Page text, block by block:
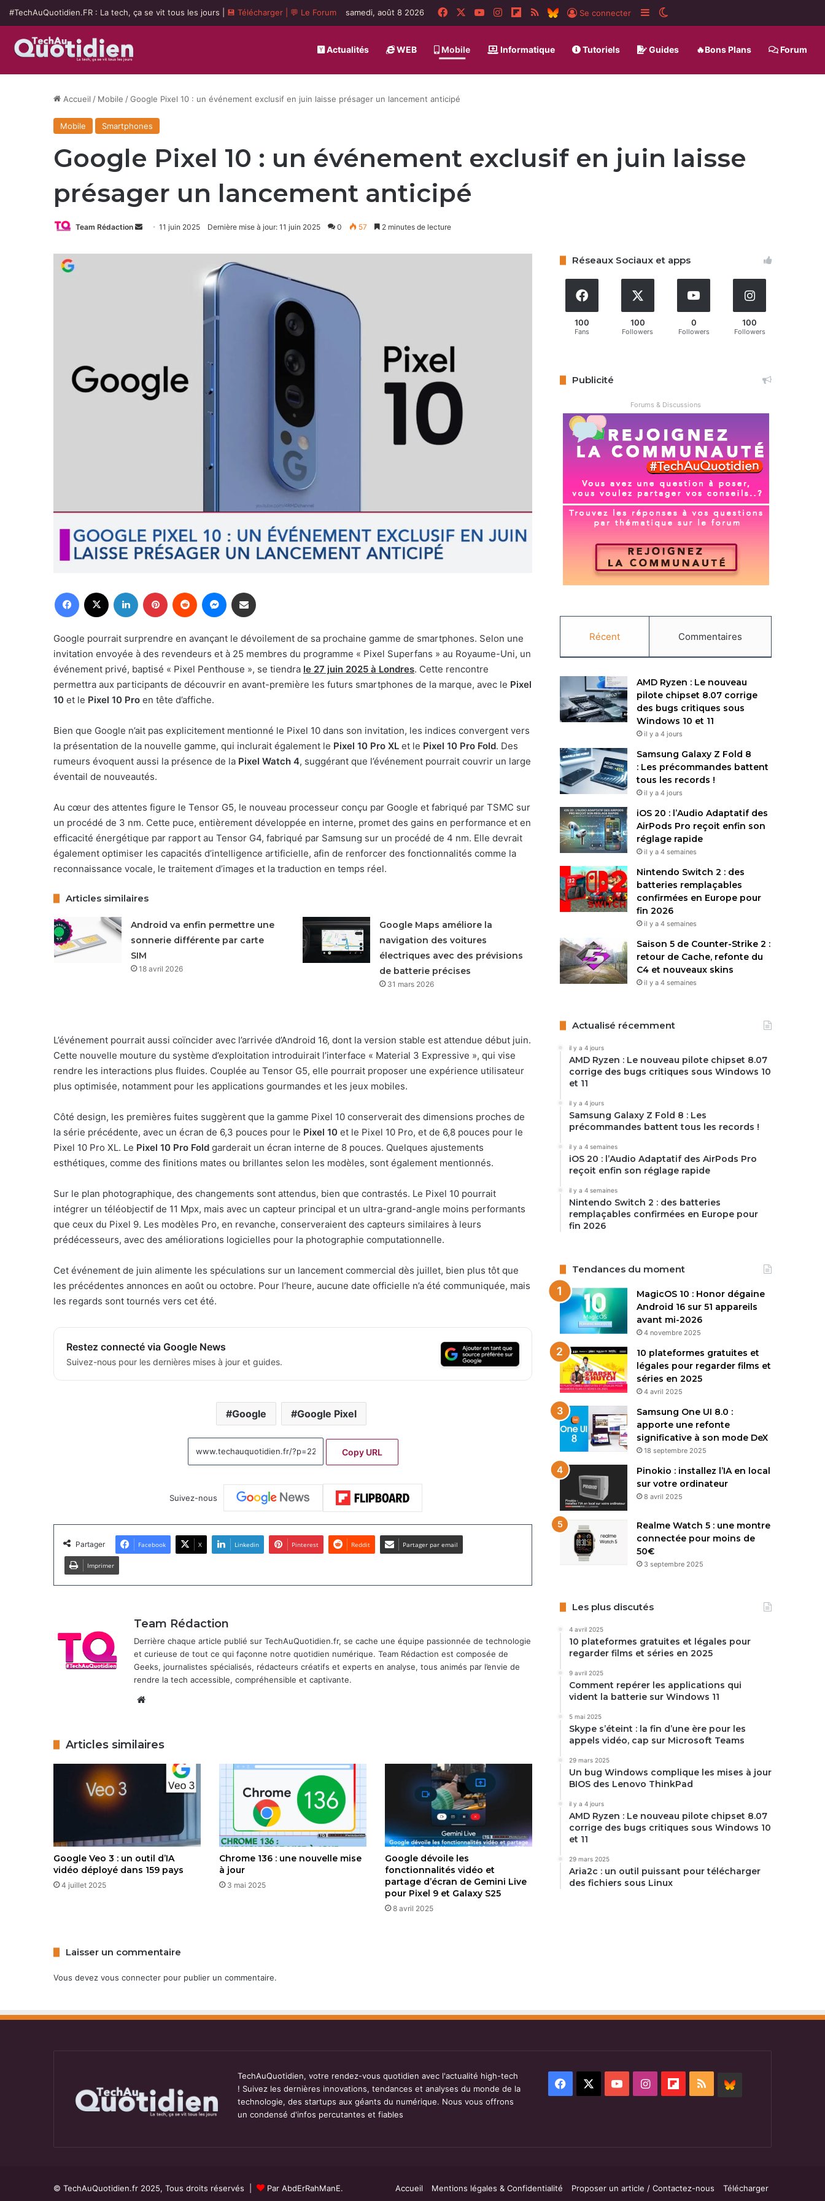
#TechAuQuotidien.FR : La tech, ça se vit tous les jours | 💾 Télécharger 💬 Le Forum samedi, août 8 2026 FacebookYouTubeInstagramFlipboard
RSS BlueSky
Se connecter Sidebar (barre latérale)
Actualités WEB Mobile Informatique Tutoriels Guides 🔥Bons Plans Forum
Accueil / Mobile /Google Pixel 10 : un événement exclusif en juin laisse présager un lancement anticipé
Mobile Smartphones
Google Pixel 10 : un événement exclusif en juin laisse
présager un lancement anticipé
Team Rédaction
Envoyer
courriel
11 juin 2025 Dernière mise à jour: 11 juin 2025 0 57 2 minutes de lecture
Facebook Linkedin Pinterest Reddit Messenger
Google pourrait surprendre en avançant le dévoilement de sa prochaine gamme de smartphones. Selon une
invitation envoyée à des revendeurs et à 25 membres du programme « Pixel Superfans » au Royaume-Uni, un
événement privé, baptisé « Pixel Penthouse », se tiendra le 27 juin 2025 à Londres. Cette rencontre
permettra aux participants de découvrir en avant-première les futurs smartphones de la marque, avec le Pixel
10 et le Pixel 10 Pro en tête d’affiche.
Bien que Google n’ait pas explicitement mentionné le Pixel 10 dans son invitation, les indices convergent vers
la présentation de la nouvelle gamme, qui inclurait également le Pixel 10 Pro XL et le Pixel 10 Pro Fold. Des
rumeurs évoquent aussi la présence de la Pixel Watch 4, suggérant que l’événement pourrait couvrir un large
éventail de nouveautés.
Au cœur des attentes figure le Tensor G5, le nouveau processeur conçu par Google et fabriqué par TSMC sur
un procédé de 3 nm. Cette puce, entièrement développée en interne, promet des gains en performance et en
efficacité énergétique par rapport au Tensor G4, fabriqué par Samsung sur un procédé de 4 nm. Elle devrait
également optimiser les capacités d’intelligence artificielle, afin de renforcer des fonctionnalités comme la
reconnaissance vocale, le traitement d’images et la traduction en temps réel.
Articles similaires
Android va enfin permettre une
sonnerie différente par carte
SIM
18 avril 2026
Google Maps améliore la
navigation des voitures
électriques avec des prévisions
de batterie précises
31 mars 2026
L’événement pourrait aussi coïncider avec l’arrivée d’Android 16, dont la version stable est attendue début juin.
Cette nouvelle mouture du système d’exploitation introduirait l’interface « Material 3 Expressive », qui vise
rendre les interactions plus fluides. Couplée au Tensor G5, elle pourrait proposer une expérience utilisateur
plus optimisée, notamment pour les applications gourmandes et les jeux mobiles.
Côté design, les premières fuites suggèrent que la gamme Pixel 10 conserverait des dimensions proches de
la série précédente, avec un écran de 6,3 pouces pour le Pixel 10 et le Pixel 10 Pro, et de 6,8 pouces pour le
Pixel 10 Pro XL. Le Pixel 10 Pro Fold garderait un écran interne de 8 pouces. Quelques ajustements
esthétiques, comme des finitions mates ou brillantes selon les modèles, sont également mentionnés.
Sur le plan photographique, des changements sont attendus, bien que contrastés. Le Pixel 10 pourrait
intégrer un téléobjectif de 11 Mpx, mais avec un capteur principal et un ultra-grand-angle moins performants
que ceux du Pixel 9. Les modèles Pro, en revanche, conserveraient des capteurs similaires à leurs
prédécesseurs, avec des améliorations logicielles pour la photographie computationnelle.
Cet événement de juin alimente les spéculations sur un lancement commercial dès juillet, bien plus tôt que
les précédentes annonces en août ou octobre. Pour l’heure, aucune date officielle n’a été communiquée, mais
les regards sont tournés vers cet été.
Restez connecté via Google News
Suivez-nous pour les dernières mises à jour et guides.
Google Google Pixel
Copy URL
Suivez-nous
Partager Facebook X Linkedin Pinterest Reddit Partager par email
Imprimer
Team Rédaction
Derrière chaque article publié sur TechAuQuotidien.fr, se cache une équipe passionnée de technologie
et curieuse de tout ce qui façonne notre quotidien numérique. Team Rédaction est composée de
Geeks, journalistes spécialisés, rédacteurs créatifs et experts en analyse, tous animés par l’envie de
rendre la tech accessible, compréhensible et captivante.
Articles similaires
Google Veo 3 : un outil d’IA
vidéo déployé dans 159 pays
4 juillet 2025
Chrome 136 : une nouvelle mise
à jour
3 mai 2025
Google dévoile les
fonctionnalités vidéo et
partage d’écran de Gemini Live
pour Pixel 9 et Galaxy S25
8 avril 2025
Laisser un commentaire
Vous devez vous connecter pour publier un commentaire.
Réseaux Sociaux et apps
100
Fans
100
Followers
0
Followers
100
Followers
Publicité
Forums & Discussions
Récent Commentaires
AMD Ryzen : Le nouveau
pilote chipset 8.07 corrige
des bugs critiques sous
Windows 10 et 11
il y a 4 jours
Samsung Galaxy Z Fold 8
: Les précommandes battent
tous les records !
il y a 4 jours
iOS 20 : l’Audio Adaptatif des
AirPods Pro reçoit enfin son
réglage rapide
il y a 4 semaines
Nintendo Switch 2 : des
batteries remplaçables
confirmées en Europe pour
fin 2026
il y a 4 semaines
Saison 5 de Counter-Strike 2 :
retour de Cache, refonte du
C4 et nouveaux skins
il y a 4 semaines
Actualisé récemment
il y a 4 jours
AMD Ryzen : Le nouveau pilote chipset 8.07
corrige des bugs critiques sous Windows 10
et 11
il y a 4 jours
Samsung Galaxy Z Fold 8 : Les
précommandes battent tous les records !
il y a 4 semaines
iOS 20 : l’Audio Adaptatif des AirPods Pro
reçoit enfin son réglage rapide
il y a 4 semaines
Nintendo Switch 2 : des batteries
remplaçables confirmées en Europe pour
fin 2026
Tendances du moment
MagicOS 10 : Honor dégaine
Android 16 sur 51 appareils
avant mi-2026
4 novembre 2025
10 plateformes gratuites et
légales pour regarder films et
séries en 2025
4 avril 2025
Samsung One UI 8.0 :
apporte une refonte
significative à son mode DeX
18 septembre 2025
Pinokio : installez l’IA en local
sur votre ordinateur
8 avril 2025
Realme Watch 5 : une montre
connectée pour moins de
50€
3 septembre 2025
Les plus discutés
4 avril 2025
10 plateformes gratuites et légales pour
regarder films et séries en 2025
9 avril 2025
Comment repérer les applications qui
vident la batterie sur Windows 11
5 mai 2025
Skype s’éteint : la fin d’une ère pour les
appels vidéo, cap sur Microsoft Teams
29 mars 2025
Un bug Windows complique les mises à jour
BIOS des Lenovo ThinkPad
il y a 4 jours
AMD Ryzen : Le nouveau pilote chipset 8.07
corrige des bugs critiques sous Windows 10
et 11
29 mars 2025
Aria2c : un outil puissant pour télécharger
des fichiers sous Linux
TechAuQuotidien, votre rendez-vous quotidien avec l'actualité high-tech
! Suivez les dernières innovations, tendances et analyses du monde de la
technologie, des startups aux géants du numérique. Nous vous offrons
un condensé d'infos percutantes et fiables
Facebook YouTubeInstagramFlipboard
RSS
© TechAuQuotidien.fr 2025, Tous droits réservés | Par AbdErRahManE. Accueil Mentions légales & Confidentialité Proposer un article / Contactez-nous Télécharger